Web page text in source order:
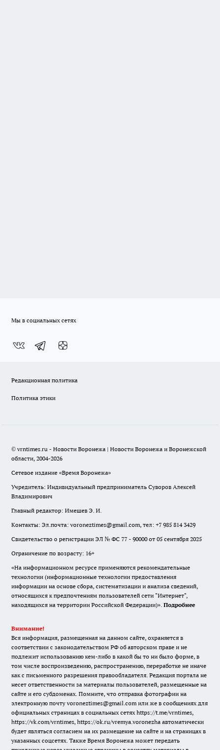
Мы в социальных сетях
Редакционная политика
Политика этики
© vrntimes.ru - Новости Воронежа | Новости Воронежа и Воронежской
области, 2004-2026
Сетевое издание «Время Воронежа»
Учредитель: Индивидуальный предприниматель Суворов Алексей
Владимирович
Главный редактор: Имешев Э. И.
Контакты: Эл.почта: voroneztimes@gmail.com, тел: +7 985 814 3429
Свидетельство о регистрации ЭЛ № ФС 77 - 90000 от 05 сентября 2025
Ограничение по возрасту: 16+
«На информационном ресурсе применяются рекомендательные
технологии (информационные технологии предоставления
информации на основе сбора, систематизации и анализа сведений,
относящихся к предпочтениям пользователей сети "Интернет",
находящихся на территории Российской Федерации)». Подробнее
Внимание!
Вся информация, размещенная на данном сайте, охраняется в
соответствии с законодательством РФ об авторском праве и не
подлежит использованию кем-либо в какой бы то ни было форме, в
том числе воспроизведению, распространению, переработке не иначе
как с письменного разрешения правообладателя. Редакция портала не
несет ответственности за материалы пользователей, размещенные на
сайте и его субдоменах. Помните, что отправка фотографии на
электронную почту voroneztimes@gmail.com или же в сообщениях для
официальных страницах в социальных сетях https://t.me/vrntimes,
https://vk.com/vrntimes, https://ok.ru/vremya.voronezha автоматически
будет являться согласием на их размещение на сайте и на страницах в
указанных соцсетях. Также Время Воронежа может передать